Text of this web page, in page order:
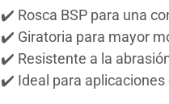
✔️ Rosca BSP para una
✔️ Giratoria para mayor
✔️ Resistente a la
✔️ Ideal para aplicaciones